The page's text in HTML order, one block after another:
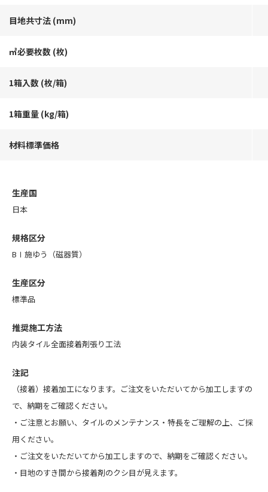
目地共寸法 (mm)
㎡必要枚数 (枚)
1箱入数 (枚/箱)
1箱重量 (kg/箱)
材料標準価格
生産国
日本
規格区分
BⅠ施ゆう（磁器質）
生産区分
標準品
推奨施工方法
内装タイル全面接着剤張り工法
注記
（接着）接着加工になります。ご注文をいただいてから加工しますの
で、納期をご確認ください。
・ ご注意とお願い、 タイルのメンテナンス・特長をご理解の上、ご採
用ください。
・ご注文をいただいてから加工しますので、納期をご確認ください。
・目地のすき間から接着剤のクシ目が見えます。